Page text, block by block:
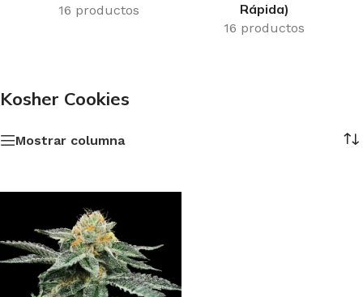
16 productos
Rápida)
16 productos
Kosher Cookies
Mostrar columna